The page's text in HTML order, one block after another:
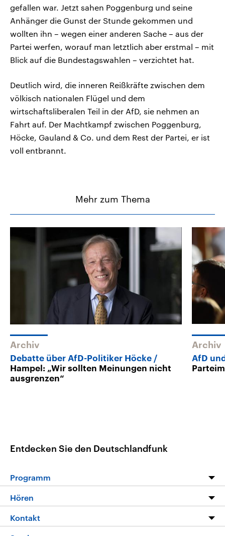
gefallen war. Jetzt sahen Poggenburg und seine
Anhänger die Gunst der Stunde gekommen und
wollten ihn – wegen einer anderen Sache – aus der
Partei werfen, worauf man letztlich aber erstmal – mit
Blick auf die Bundestagswahlen – verzichtet hat.
Deutlich wird, die inneren Reißkräfte zwischen dem
völkisch nationalen Flügel und dem
wirtschaftsliberalen Teil in der AfD, sie nehmen an
Fahrt auf. Der Machtkampf zwischen Poggenburg,
Höcke, Gauland & Co. und dem Rest der Partei, er ist
voll entbrannt.
Mehr zum Thema
Archiv
Debatte über AfD-Politiker Höcke
Hampel: „Wir sollten Meinungen nicht
ausgrenzen“
Archiv
AfD
Entdecken Sie den Deutschlandfunk
Programm
Programm
Die Nachrichten
Hören
Livestream
Kontakt